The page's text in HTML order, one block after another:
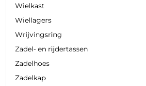
Wielkast
Wiellagers
Wrijvingsring
Zadel- en rijdertassen
Zadelhoes
Zadelkap